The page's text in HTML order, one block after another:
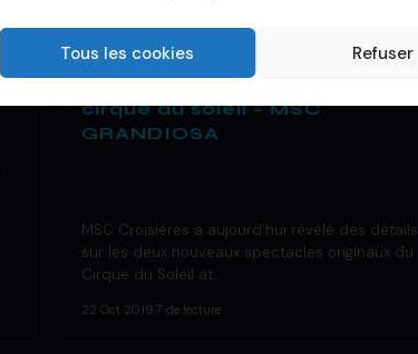
Tous les cookies Refuser
DÉCOUVRIR UN BATEAU
Nouveaux spectacles du
cirque du soleil – MSC
GRANDIOSA
MSC Croisières a aujourd’hui révélé des détails
sur les deux nouveaux spectacles originaux du
Cirque du Soleil at…
22 Oct 2019 7 de lecture